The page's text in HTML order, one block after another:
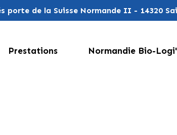
porte de la Suisse Normande II - 14320
Prestations Normandie Bio-